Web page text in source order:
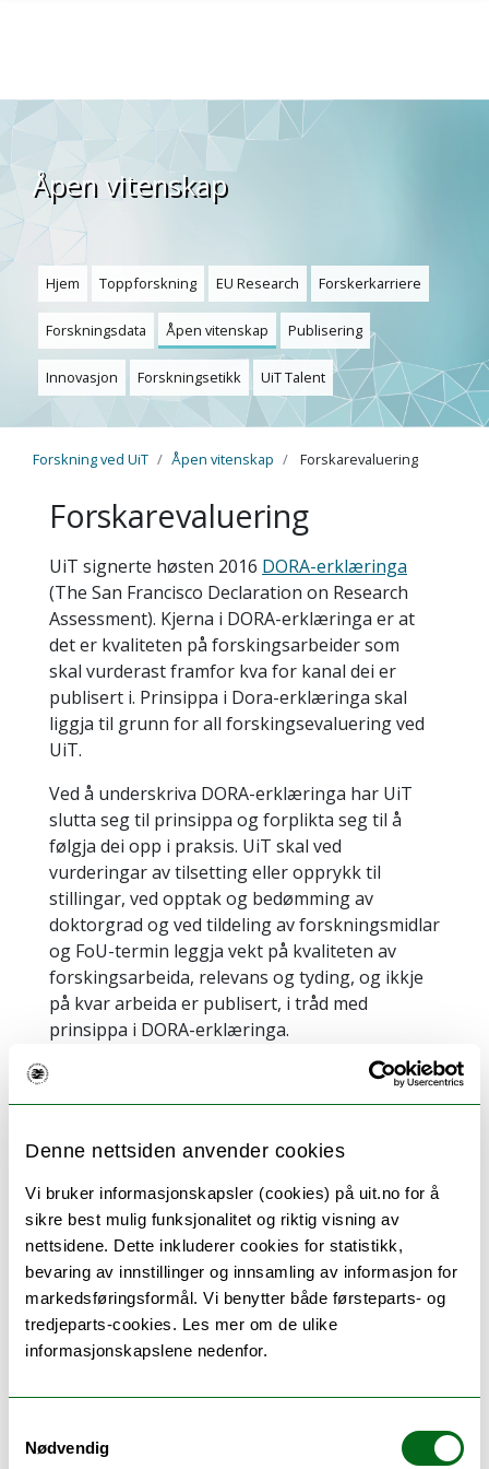
Denne nettsiden anvender cookies
Vi bruker informasjonskapsler (cookies) på uit.no for å
sikre best mulig funksjonalitet og riktig visning av
nettsidene. Dette inkluderer cookies for statistikk,
bevaring av innstillinger og innsamling av informasjon for
markedsføringsformål. Vi benytter både førsteparts- og
tredjeparts-cookies. Les mer om de ulike
informasjonskapslene nedenfor.
Nødvendig
Gå til hovedinnhold
Åpen vitenskap
Hjem Toppforskning EU Research Forskerkarriere
Forskningsdata Åpen vitenskap Publisering
Innovasjon Forskningsetikk UiT Talent
Forskning ved UiT Åpen vitenskap Forskarevaluering
Forskarevaluering
UiT signerte høsten 2016 DORA-erklæringa
(The San Francisco Declaration on Research
Assessment). Kjerna i DORA-erklæringa er at
det er kvaliteten på forskingsarbeider som
skal vurderast framfor kva for kanal dei er
publisert i. Prinsippa i Dora-erklæringa skal
liggja til grunn for all forskingsevaluering ved
UiT.
Ved å underskriva DORA-erklæringa har UiT
slutta seg til prinsippa og forplikta seg til å
følgja dei opp i praksis. UiT skal ved
vurderingar av tilsetting eller opprykk til
stillingar, ved opptak og bedømming av
doktorgrad og ved tildeling av forskningsmidlar
og FoU-termin leggja vekt på kvaliteten av
forskingsarbeida, relevans og tyding, og ikkje
på kvar arbeida er publisert, i tråd med
prinsippa i DORA-erklæringa.
DORA-erklæringen gir også tilrådingar til
forskarar og oppmodar til å:
Leggja større vekt på innhald i forskinga
Bruka flere indikatorar/målepunkt for å
visa tydinga av forskinga
Forandra kulturen
For mer informasjon sjå tidligere
prorektor Kenneth Ruud fortelle
omimplementering av DORA ved UiT
DORA-erklæringa ble offentleggjort i 2012 og